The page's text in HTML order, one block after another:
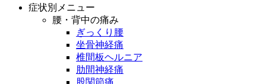
症状別メニュー
腰・背中の痛み
ぎっくり腰
坐骨神経痛
椎間板ヘルニア
肋間神経痛
股関節痛